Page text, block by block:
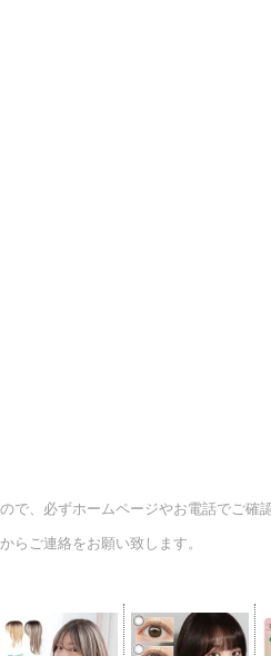
で、必ずホームページやお電話でご確認
からご連絡をお願い致します。